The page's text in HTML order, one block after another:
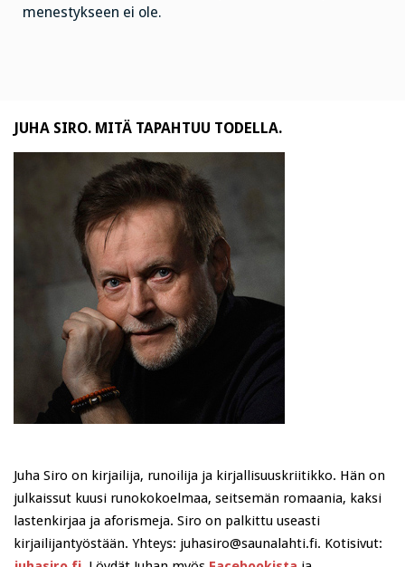
menestykseen ei ole.
JUHA SIRO. MITÄ TAPAHTUU TODELLA.
Juha Siro on kirjailija, runoilija ja kirjallisuuskriitikko. Hän on
julkaissut kuusi runokokoelmaa, seitsemän romaania, kaksi
lastenkirjaa ja aforismeja. Siro on palkittu useasti
kirjailijantyöstään. Yhteys: juhasiro@saunalahti.fi. Kotisivut: